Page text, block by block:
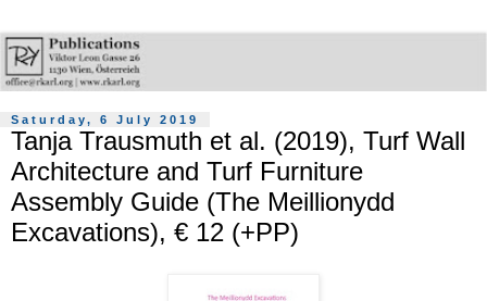
Saturday, 6 July 2019
Tanja Trausmuth et al. (2019), Turf Wall
Architecture and Turf Furniture
Assembly Guide (The Meillionydd
Excavations), € 12 (+PP)